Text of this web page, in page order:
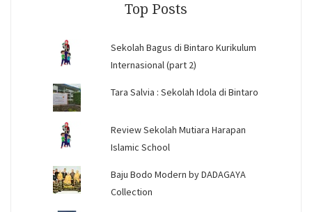
Top Posts
Sekolah Bagus di Bintaro Kurikulum
Internasional (part 2)
Tara Salvia : Sekolah Idola di Bintaro
Review Sekolah Mutiara Harapan
Islamic School
Baju Bodo Modern by DADAGAYA
Collection